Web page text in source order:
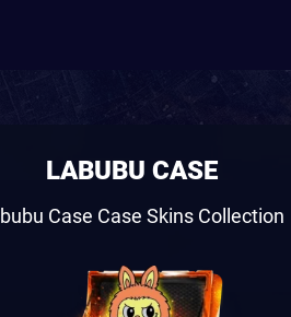
LABUBU CASE
Case Case Skins Collection